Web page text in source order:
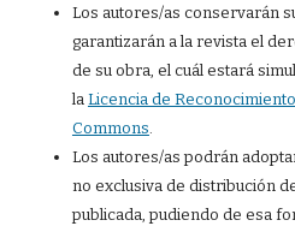
Los autores/as conservarán
garantizarán a la revista el
de su obra, el cuál estará
la Licencia de
Commons.
Los autores/as podrán
no exclusiva de distribución
publicada, pudiendo de esa